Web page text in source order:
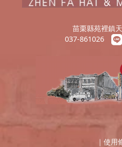
苗栗縣苑裡鎮
037-861026
｜ 使用